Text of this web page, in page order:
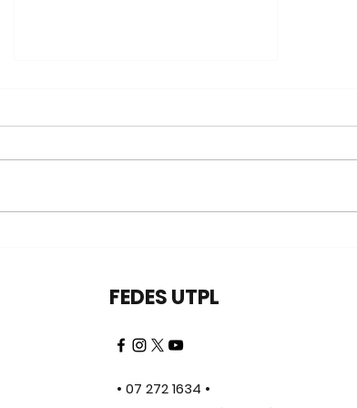
desde EMANCIPADA
FEDES UTPL
• 07 272 1634 •